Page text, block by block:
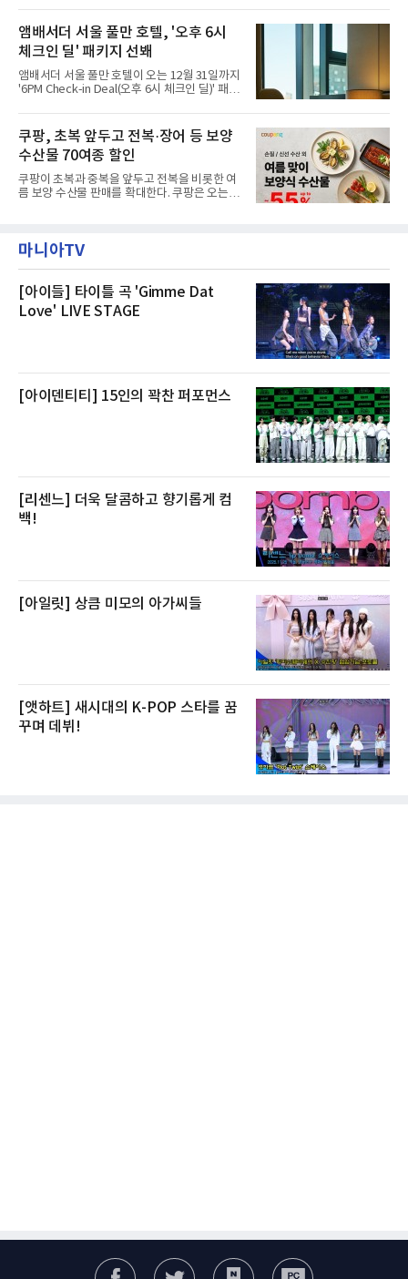
민들의 호응 속에 CFS는 즉시 행동에 나섰다. 지
난 28일 오후 전문 청소업체와
에 대해서는 외부 화재 연기 유입이라고 설명했
고, 2023년 같은 물류센터에서 발생한 화재에
대해서도 쿠팡 입주 전 공사 과정에서 벌어진 일
이라며 선을 그었다.쿠팡은 21일 인천 물류센터
내부에서 불이 타는 냄새가 났다는 의혹과 관련
해 “사실무근”이라는 입장을 밝혔다.회사 측은
“인근에서 지난 15일 다른 회사에서 발생한 대
것으로 확인됐다”고 설명했다.이어 “정확한 화
재 원인은 추후 조사될
앰배서더 서울 풀만 호텔, '오후 6시
체크인 딜' 패키지 선봬
앰배서더 서울 풀만 호텔이 오는 12월 31일까지
'6PM Check-in Deal(오후 6시 체크인 딜)' 패키
으로 여유로운 저녁 시간부터 호텔 스테이를 시
작할 수 있도록 준비됐다.앰배서더 서울 풀만 호
텔 측은 “퇴근 후 또는 주말 도심 속에서 짧지만
온전한 휴식을 원하는 고객들에게 특별한 경험
을 제공한다”고 밝혔다.패키지는 디럭스와 이그
제큐티브 두 가지 타입으로 구성된다. 디럭스 패
키지는 객실 1박(룸 온리)으로 심플한 호캉스를
스 센터 사우나 2인 이용 혜택이 포함된다.특히
클럽 앰배서더 라운지
쿠팡, 초복 앞두고 전복·장어 등 보양
수산물 70여종 할인
쿠팡이 초복과 중복을 앞두고 전복을 비롯한 여
름 보양 수산물 판매를 확대한다. 쿠팡은 오는
우 등이 포함됐다. 쿠팡은 올해 큰 크기의 전복
생산량이 늘어난 점을 반영해 주요 산지 상품을
전복은 산지에서 채취한 뒤 전국으로 직송되는
방식으로 운영된다. 신선도가 중요한 상품인 만
큼 이르면 다음 날 오전 배송이 가능하도록 물류
마니아TV
[아이들] 타이틀 곡 'Gimme Dat
Love' LIVE STAGE
[아이덴티티] 15인의 꽉찬 퍼포먼스
[리센느] 더욱 달콤하고 향기롭게 컴
백!
[아일릿] 상큼 미모의 아가씨들
[앳하트] 새시대의 K-POP 스타를 꿈
꾸며 데뷔!